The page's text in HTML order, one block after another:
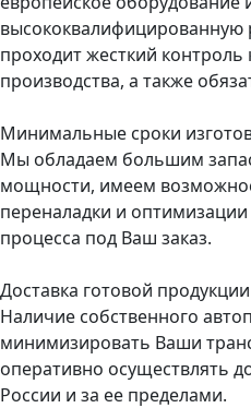
высококвалифицированную
проходит жесткий контроль
производства, а также
Минимальные сроки
Мы обладаем большим
мощности, имеем
переналадки и
процесса под Ваш заказ.
Доставка готовой
Наличие собственного
минимизировать Ваши
оперативно осуществлять
России и за ее пределами.